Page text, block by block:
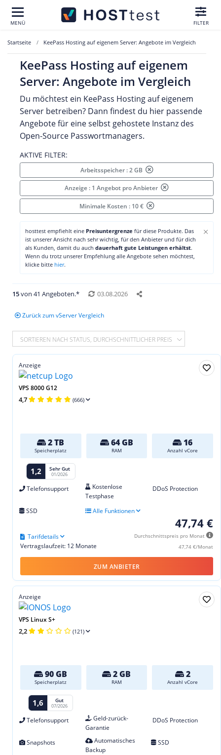
MENÜ FILTER
Startseite KeePass Hosting auf eigenem Server: Angebote im Vergleich
KeePass Hosting auf eigenem
Server: Angebote im Vergleich
Du möchtest ein KeePass Hosting auf eigenem
Server betreiben? Dann findest du hier passende
Angebote für eine selbst gehostete Instanz des
Open-Source Passwortmanagers.
AKTIVE FILTER:
Arbeitsspeicher : 2 GB
Anzeige : 1 Angebot pro Anbieter
Minimale Kosten : 10 €
×
hosttest empfiehlt eine Preisuntergrenze für diese Produkte. Das
ist unserer Ansicht nach sehr wichtig, für den Anbieter und für dich
als Kunden, damit du auch dauerhaft gute Leistungen erhältst.
Wenn du trotz unserer Empfehlung alle Angebote sehen möchtest,
klicke bitte hier.
15von 41 Angeboten.* 03.08.2026
Zurück zum vServer Vergleich
SORTIEREN NACH STATUS, DURCHSCHNITTLICHER PREIS
Anzeige
VPS 8000 G12
4,7 (666)
2 TB
Speicherplatz
64 GB
RAM
16
Anzahl vCore
1,2 Sehr Gut
01/2026
Telefonsupport
Kostenlose
Testphase
DDoS Protection
SSD Alle Funktionen
47,74 €
Durchschnittspreis pro Monat
47,74 €/Monat
Vertragslaufzeit: 12 Monate
Tarifdetails
ZUM ANBIETER
Anzeige
VPS Linux S+
2,2 (121)
90 GB
Speicherplatz
2 GB
RAM
2
Anzahl vCore
1,6 Gut
07/2026
Telefonsupport
Geld-zurück-
Garantie
DDoS Protection
Snapshots
Automatisches
Backup
SSD